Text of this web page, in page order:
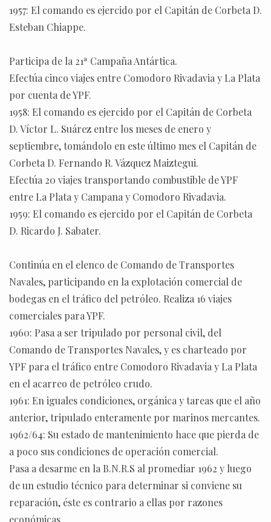
1957: El comando es ejercido por el Capitán de Corbeta D.
Esteban Chiappe.
Participa de la 21ª Campaña Antártica.
Efectúa cinco viajes entre Comodoro Rivadavia y La Plata
por cuenta de YPF.
1958: El comando es ejercido por el Capitán de Corbeta
D. Víctor L. Suárez entre los meses de enero y
septiembre, tomándolo en este último mes el Capitán de
Corbeta D. Fernando R. Vázquez Maiztegui.
Efectúa 20 viajes transportando combustible de YPF
entre La Plata y Campana y Comodoro Rivadavia.
1959: El comando es ejercido por el Capitán de Corbeta
D. Ricardo J. Sabater.
Continúa en el elenco de Comando de Transportes
Navales, participando en la explotación comercial de
bodegas en el tráfico del petróleo. Realiza 16 viajes
comerciales para YPF.
1960: Pasa a ser tripulado por personal civil, del
Comando de Transportes Navales, y es charteado por
YPF para el tráfico entre Comodoro Rivadavia y La Plata
en el acarreo de petróleo crudo.
1961: En iguales condiciones, orgánica y tareas que el año
anterior, tripulado enteramente por marinos mercantes.
1962/64: Su estado de mantenimiento hace que pierda de
a poco sus condiciones de operación comercial.
Pasa a desarme en la B.N.R.S al promediar 1962 y luego
de un estudio técnico para determinar si conviene su
reparación, éste es contrario a ellas por razones
económicas.